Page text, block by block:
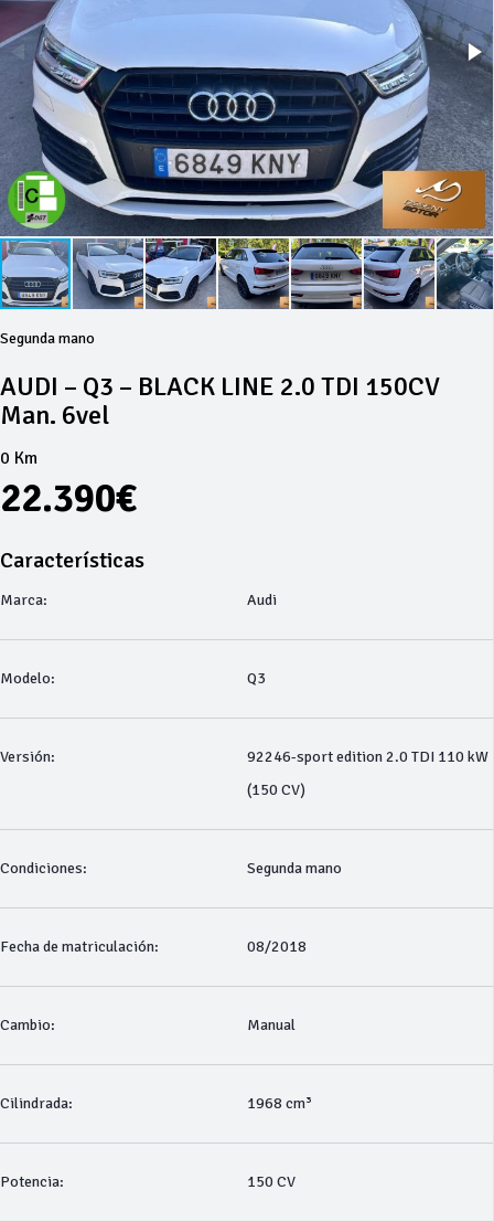
Segunda mano
AUDI – Q3 – BLACK LINE 2.0 TDI 150CV
Man. 6vel
0 Km
22.390€
Características
Marca: Audi
Modelo: Q3
Versión:
92246-sport edition 2.0 TDI 110 kW
(150 CV)
Condiciones: Segunda mano
Fecha de matriculación: 08/2018
Cambio: Manual
Cilindrada: 1968 cm³
Potencia: 150 CV